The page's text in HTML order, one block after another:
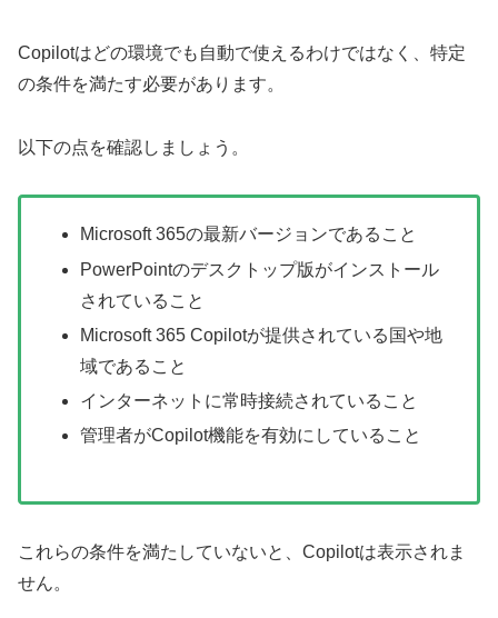
Copilotはどの環境でも自動で使えるわけではなく、特定
の条件を満たす必要があります。
以下の点を確認しましょう。
Microsoft 365の最新バージョンであること
PowerPointのデスクトップ版がインストール
されていること
Microsoft 365 Copilotが提供されている国や地
域であること
インターネットに常時接続されていること
管理者がCopilot機能を有効にしていること
これらの条件を満たしていないと、Copilotは表示されま
せん。